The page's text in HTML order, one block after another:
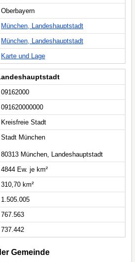
Oberbayern
München, Landeshauptstadt
München, Landeshauptstadt
Karte und Lage
09162000
091620000000
Kreisfreie Stadt
Stadt München
80313 München, Landeshauptstadt
4844 Ew. je km²
310,70 km²
1.505.005
767.563
737.442
Gemeinde